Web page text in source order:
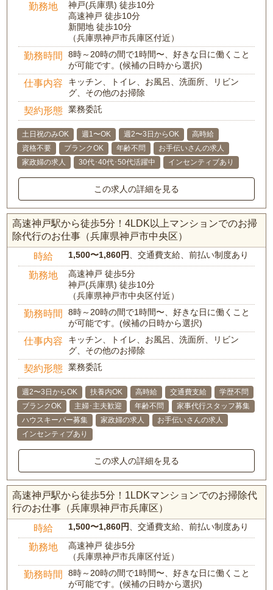
勤務地
神戸(兵庫県) 徒歩10分
高速神戸 徒歩10分
新開地 徒歩10分
（兵庫県神戸市兵庫区付近）
勤務時間
8時～20時の間で1時間〜、好きな日に働くこと
が可能です。(候補の日時から選択)
仕事内容
キッチン、トイレ、お風呂、洗面所、リビン
グ、その他のお掃除
契約形態 業務委託
土日祝のみOK 週1〜OK 週2〜3日からOK
高時給
資格不要
ブランクOK 年齢不問
お手伝いさんの求人
家政婦の求人
30代･40代･50代活躍中 インセンティブあり
この求人の詳細を見る
高速神戸駅から徒歩5分！4LDK以上マンションでのお掃
除代行のお仕事（兵庫県神戸市中央区）
時給 1,500〜1,860円、交通費支給、前払い制度あり
勤務地
高速神戸 徒歩5分
神戸(兵庫県) 徒歩10分
（兵庫県神戸市中央区付近）
勤務時間
8時～20時の間で1時間〜、好きな日に働くこと
が可能です。(候補の日時から選択)
仕事内容
キッチン、トイレ、お風呂、洗面所、リビン
グ、その他のお掃除
契約形態 業務委託
週2〜3日からOK 扶養内OK 高時給 交通費支給
学歴不問
ブランクOK
主婦･主夫歓迎 年齢不問
家事代行スタッフ募集
ハウスキーパー募集
家政婦の求人
お手伝いさんの求人
インセンティブあり
この求人の詳細を見る
高速神戸駅から徒歩5分！1LDKマンションでのお掃除代
行のお仕事（兵庫県神戸市兵庫区）
時給 1,500〜1,860円、交通費支給、前払い制度あり
勤務地
高速神戸 徒歩5分
（兵庫県神戸市兵庫区付近）
勤務時間
8時～20時の間で1時間〜、好きな日に働くこと
が可能です。(候補の日時から選択)